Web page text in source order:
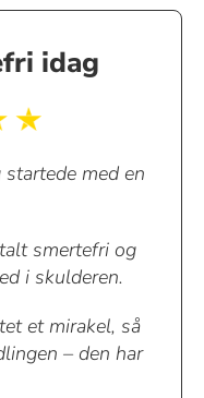
idag
startede med en
smertefri og
i skulderen.
et mirakel, så
– den har